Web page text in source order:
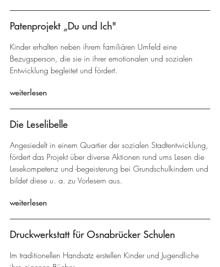
Patenprojekt „Du und Ich"
Kinder erhalten neben ihrem familiären Umfeld eine
Bezugsperson, die sie in ihrer emotionalen und sozialen
Entwicklung begleitet und fördert.
weiterlesen
Die Leselibelle
Angesiedelt in einem Quartier der sozialen Stadtentwicklung,
fördert das Projekt über diverse Aktionen rund ums Lesen die
Lesekompetenz und -begeisterung bei Grundschulkindern und
bildet diese u. a. zu Vorlesern aus.
weiterlesen
Druckwerkstatt für Osnabrücker Schulen
Im traditionellen Handsatz erstellen Kinder und Jugendliche